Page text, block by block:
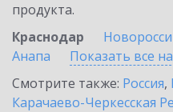
продукта.
Краснодар
Анапа
Показать все
Смотрите также: Россия,
Карачаево-Черкесская